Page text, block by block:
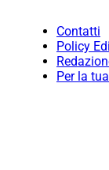
Contatti
Policy
Per la